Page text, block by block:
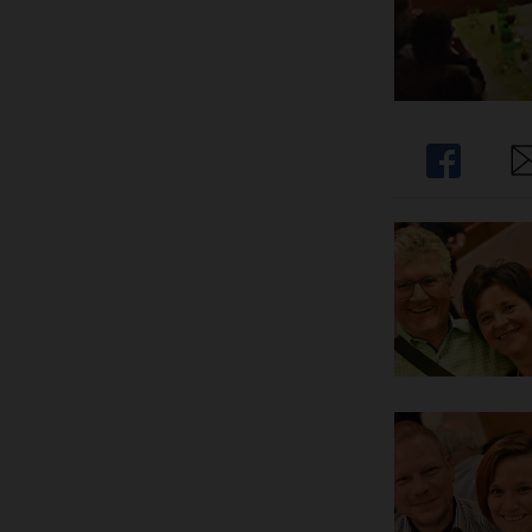
Share